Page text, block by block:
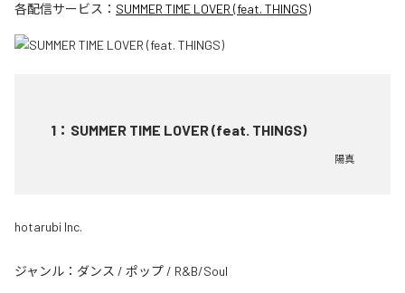
各配信サービス： SUMMER TIME LOVER (feat. THINGS)
1 ： SUMMER TIME LOVER (feat. THINGS)
陽真
hotarubi Inc.
ジャンル： ダンス / ポップ / R&B/Soul